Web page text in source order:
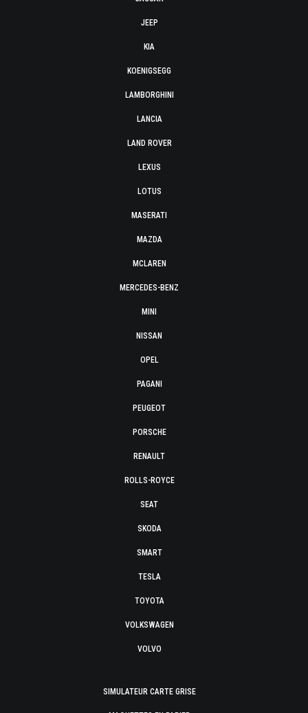
JEEP
KIA
KOENIGSEGG
LAMBORGHINI
LANCIA
LAND ROVER
LEXUS
LOTUS
MASERATI
MAZDA
MCLAREN
MERCEDES-BENZ
MINI
NISSAN
OPEL
PAGANI
PEUGEOT
PORSCHE
RENAULT
ROLLS-ROYCE
SEAT
SKODA
SMART
TESLA
TOYOTA
VOLKSWAGEN
VOLVO
SIMULATEUR CARTE GRISE